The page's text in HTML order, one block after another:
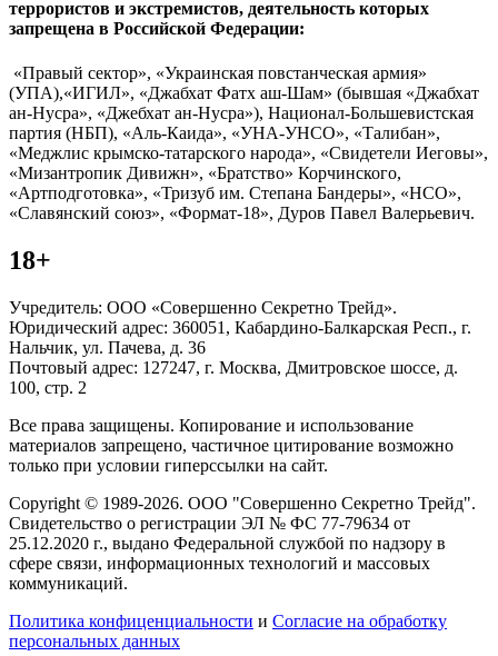
террористов и экстремистов, деятельность которых
запрещена в Российской Федерации:
«Правый сектор», «Украинская повстанческая армия»
(УПА),«ИГИЛ», «Джабхат Фатх аш-Шам» (бывшая «Джабхат
ан-Нусра», «Джебхат ан-Нусра»), Национал-Большевистская
партия (НБП), «Аль-Каида», «УНА-УНСО», «Талибан»,
«Меджлис крымско-татарского народа», «Свидетели Иеговы»,
«Мизантропик Дивижн», «Братство» Корчинского,
«Артподготовка», «Тризуб им. Степана Бандеры», «НСО»,
«Славянский союз», «Формат-18», Дуров Павел Валерьевич.
18+
Учредитель: ООО «Совершенно Секретно Трейд».
Юридический адрес: 360051, Кабардино-Балкарская Респ., г.
Нальчик, ул. Пачева, д. 36
Почтовый адрес: 127247, г. Москва, Дмитровское шоссе, д.
100, стр. 2
Все права защищены. Копирование и использование
материалов запрещено, частичное цитирование возможно
только при условии гиперссылки на сайт.
Copyright © 1989-2026. ООО "Совершенно Секретно Трейд".
Свидетельство о регистрации ЭЛ № ФС 77-79634 от
25.12.2020 г., выдано Федеральной службой по надзору в
сфере связи, информационных технологий и массовых
коммуникаций.
Политика конфиценциальности и Согласие на обработку
персональных данных